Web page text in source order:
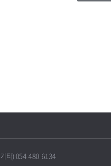
지체 없이 해당 개인정보를 파기합니
타) 054-480-6134